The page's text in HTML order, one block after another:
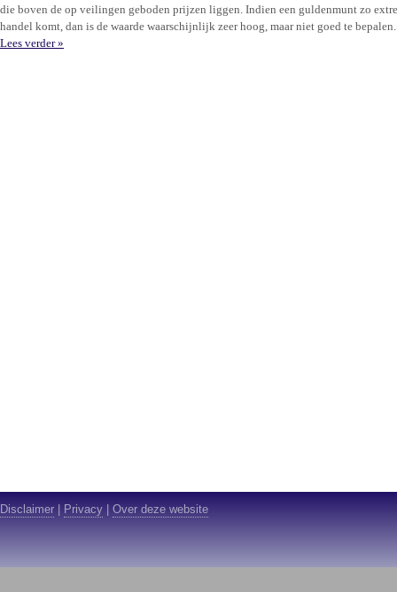
die boven de op veilingen geboden prijzen liggen. Indien een guldenmunt zo
handel komt, dan is de waarde waarschijnlijk zeer hoog, maar niet goed te bepalen.
Lees verder »
Disclaimer | Privacy | Over deze website